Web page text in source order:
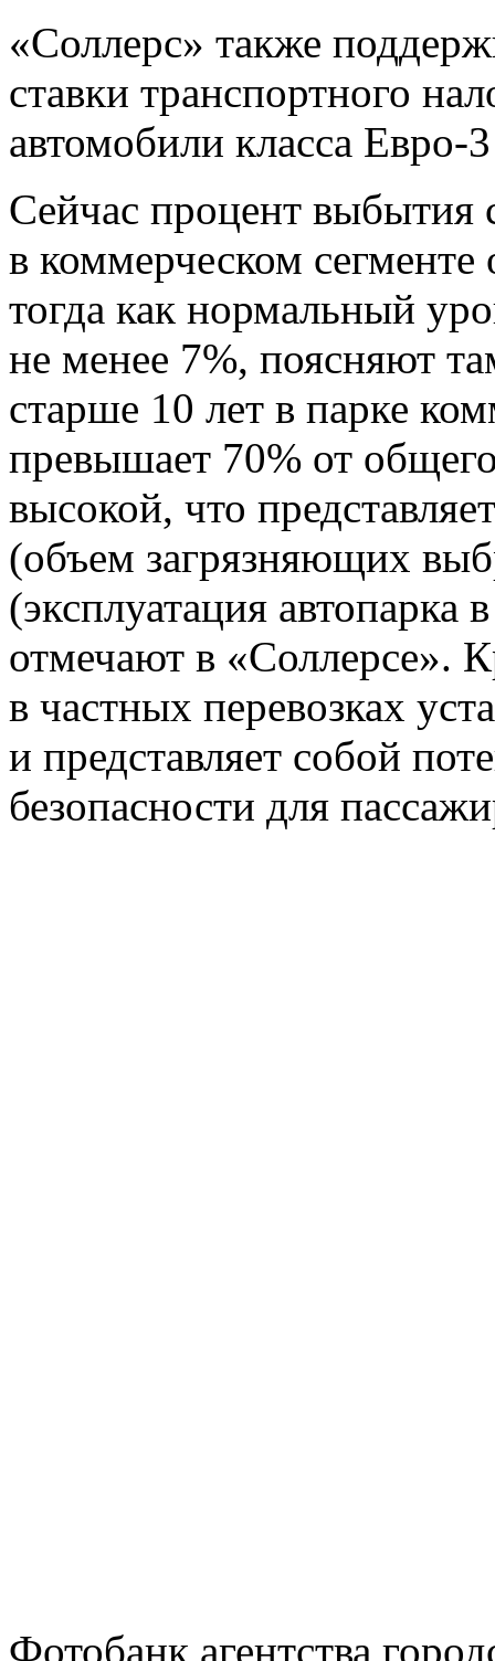
«Соллерс» также
ставки транспортного
автомобили класса
Сейчас процент выбытия
в коммерческом
тогда как нормальный
не менее 7%, поясняют
старше 10 лет в парке
превышает 70% от
высокой, что
(объем загрязняющих
(эксплуатация автопарка
отмечают в «Соллерсе».
в частных перевозках
и представляет собой
безопасности для
Фотобанк агентства